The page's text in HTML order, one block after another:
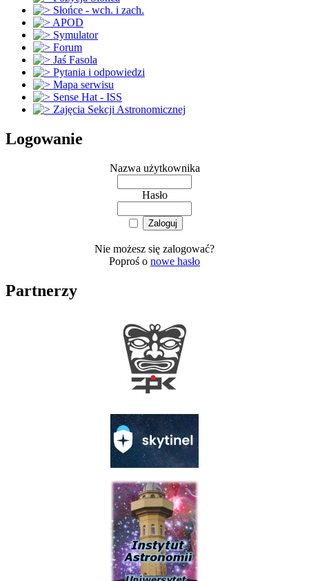
Słońce - wch. i zach.
APOD
Symulator
Forum
Jaś Fasola
Pytania i odpowiedzi
Mapa serwisu
Sense Hat - ISS
Zajęcia Sekcji Astronomicznej
Logowanie
Nazwa użytkownika
Hasło
Nie możesz się zalogować?
Poproś o nowe hasło
Partnerzy